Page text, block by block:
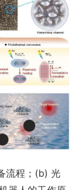
流程；(b) 光